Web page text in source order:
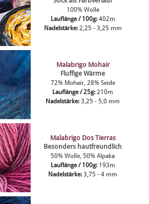
100% Wolle
Lauflänge / 100g: 402m
Nadelstärke: 2,25 - 3,25 mm
Malabrigo Mohair
Fluffige Wärme
72% Mohair, 28% Seide
Lauflänge / 25g:210m
Nadelstärke:3,25 - 5,0 mm
Malabrigo Dos Tierras
Besonders hautfreundlich
50% Wolle, 50% Alpaka
Lauflänge / 100g: 193m
Nadelstärke:3,75 - 4 mm